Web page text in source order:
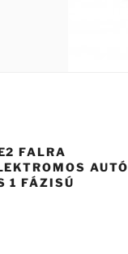
FALRA
AUTÓ
1 FÁZISÚ